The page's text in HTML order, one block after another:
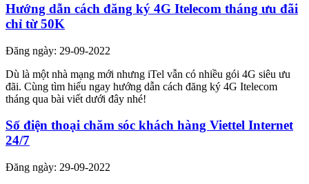
Hướng dẫn cách đăng ký 4G Itelecom tháng ưu đãi
chỉ từ 50K
Đăng ngày: 29-09-2022
Dù là một nhà mạng mới nhưng iTel vẫn có nhiều gói 4G siêu ưu
đãi. Cùng tìm hiểu ngay hướng dẫn cách đăng ký 4G Itelecom
tháng qua bài viết dưới đây nhé!
Số điện thoại chăm sóc khách hàng Viettel Internet
24/7
Đăng ngày: 29-09-2022